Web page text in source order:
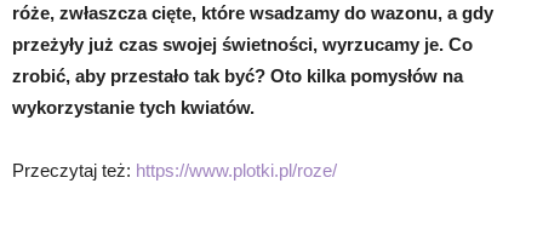
róże, zwłaszcza cięte, które wsadzamy do wazonu, a gdy
przeżyły już czas swojej świetności, wyrzucamy je. Co
zrobić, aby przestało tak być? Oto kilka pomysłów na
wykorzystanie tych kwiatów.
Przeczytaj też: https://www.plotki.pl/roze/